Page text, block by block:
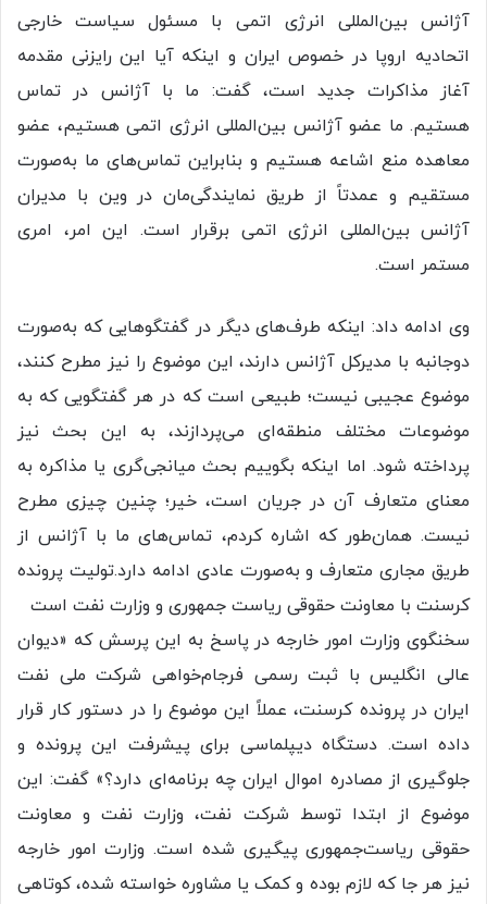
آژانس بین‌المللی انرژی اتمی با مسئول سیاست خارجی
اتحادیه اروپا در خصوص ایران و اینکه آیا این رایزنی مقدمه
آغاز مذاکرات جدید است، گفت: ما با آژانس در تماس
هستیم. ما عضو آژانس بین‌المللی انرژی اتمی هستیم، عضو
معاهده منع اشاعه هستیم و بنابراین تماس‌های ما به‌صورت
مستقیم و عمدتاً از طریق نمایندگی‌مان در وین با مدیران
آژانس بین‌المللی انرژی اتمی برقرار است. این امر، امری
مستمر است.
وی ادامه داد: اینکه طرف‌های دیگر در گفتگوهایی که به‌صورت
دوجانبه با مدیرکل آژانس دارند، این موضوع را نیز مطرح کنند،
موضوع عجیبی نیست؛ طبیعی است که در هر گفتگویی که به
موضوعات مختلف منطقه‌ای می‌پردازند، به این بحث نیز
پرداخته شود. اما اینکه بگوییم بحث میانجی‌گری یا مذاکره به
معنای متعارف آن در جریان است، خیر؛ چنین چیزی مطرح
نیست. همان‌طور که اشاره کردم، تماس‌های ما با آژانس از
طریق مجاری متعارف و به‌صورت عادی ادامه دارد.تولیت پرونده
کرسنت با معاونت حقوقی ریاست جمهوری و وزارت نفت است
سخنگوی وزارت امور خارجه در پاسخ به این پرسش که «دیوان
عالی انگلیس با ثبت رسمی فرجام‌خواهی شرکت ملی نفت
ایران در پرونده کرسنت، عملاً این موضوع را در دستور کار قرار
داده است. دستگاه دیپلماسی برای پیشرفت این پرونده و
جلوگیری از مصادره اموال ایران چه برنامه‌ای دارد؟» گفت: این
موضوع از ابتدا توسط شرکت نفت، وزارت نفت و معاونت
حقوقی ریاست‌جمهوری پیگیری شده است. وزارت امور خارجه
نیز هر جا که لازم بوده و کمک یا مشاوره خواسته شده، کوتاهی